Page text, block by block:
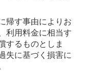
帰す事由によりお
利用料金に相当す
するものとしま
失に基づく損害に